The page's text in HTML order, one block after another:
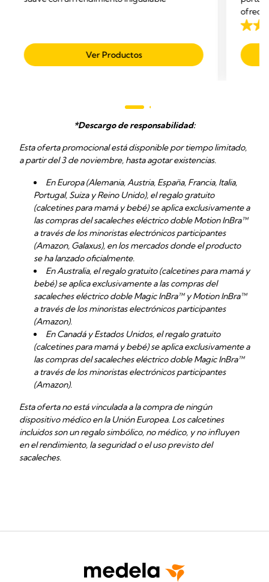
Ver Productos
4.6
de
5
*Descargo de responsabilidad:
Esta oferta promocional está disponible por tiempo limitado,
a partir del 3 de noviembre, hasta agotar existencias.
En Europa (Alemania, Austria, España, Francia, Italia,
Portugal, Suiza y Reino Unido), el regalo gratuito
(calcetines para mamá y bebé) se aplica exclusivamente a
las compras del sacaleches eléctrico doble Motion InBra™
a través de los minoristas electrónicos participantes
(Amazon, Galaxus), en los mercados donde el producto
se ha lanzado oficialmente.
En Australia, el regalo gratuito (calcetines para mamá y
bebé) se aplica exclusivamente a las compras del
sacaleches eléctrico doble Magic InBra™ y Motion InBra™
a través de los minoristas electrónicos participantes
(Amazon).
En Canadá y Estados Unidos, el regalo gratuito
(calcetines para mamá y bebé) se aplica exclusivamente a
las compras del sacaleches eléctrico doble Magic InBra™
a través de los minoristas electrónicos participantes
(Amazon).
Esta oferta no está vinculada a la compra de ningún
dispositivo médico en la Unión Europea. Los calcetines
incluidos son un regalo simbólico, no médico, y no influyen
en el rendimiento, la seguridad o el uso previsto del
sacaleches.